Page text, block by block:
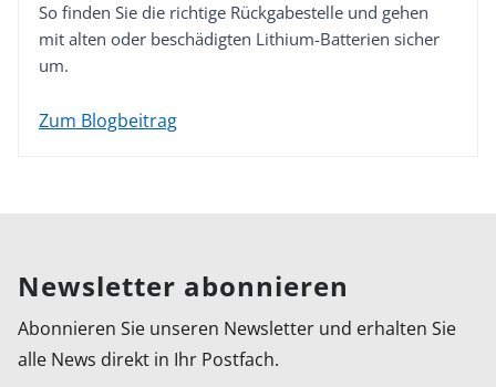
So finden Sie die richtige Rückgabestelle und gehen
mit alten oder beschädigten Lithium-Batterien sicher
um.
Zum Blogbeitrag
Newsletter abonnieren
Abonnieren Sie unseren Newsletter und erhalten Sie
alle News direkt in Ihr Postfach.